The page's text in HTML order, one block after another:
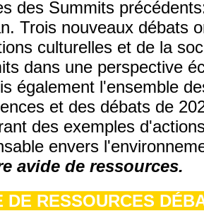
des Summits
Trois nouveaux débats
culturelles et de la
dans une perspective
également l'ensemble
et des débats de
des exemples
envers
avide de ressources.
DE RESSOURCES